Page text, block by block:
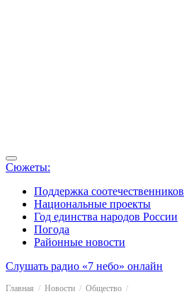
Сюжеты:
Поддержка соотечественников
Национальные проекты
Год единства народов России
Погода
Районные новости
Слушать радио «7 небо» онлайн
Главная Новости
Общество